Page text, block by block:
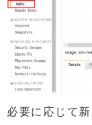
必要に応じて